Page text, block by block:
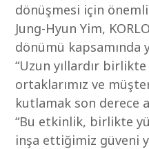
dönüşmesi için
Jung-Hyun Yim,
dönümü kapsamında
“Uzun yıllardır birlikte
ortaklarımız ve
kutlamak son derece
“Bu etkinlik, birlikte
inşa ettiğimiz güveni